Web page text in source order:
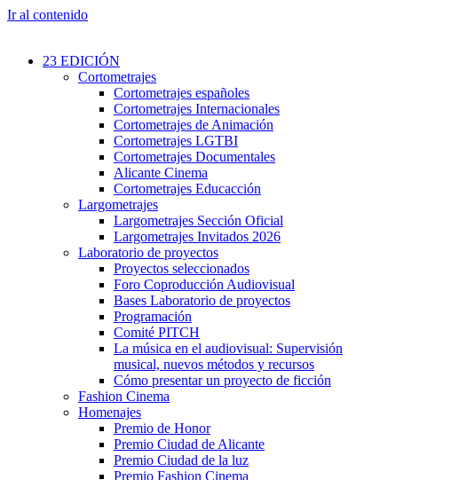
Ir al contenido
23 EDICIÓN
Cortometrajes
Cortometrajes españoles
Cortometrajes Internacionales
Cortometrajes de Animación
Cortometrajes LGTBI
Cortometrajes Documentales
Alicante Cinema
Cortometrajes Educacción
Largometrajes
Largometrajes Sección Oficial
Largometrajes Invitados 2026
Laboratorio de proyectos
Proyectos seleccionados
Foro Coproducción Audiovisual
Bases Laboratorio de proyectos
Programación
Comité PITCH
La música en el audiovisual: Supervisión
musical, nuevos métodos y recursos
Cómo presentar un proyecto de ficción
Fashion Cinema
Homenajes
Premio de Honor
Premio Ciudad de Alicante
Premio Ciudad de la luz
Premio Fashion Cinema